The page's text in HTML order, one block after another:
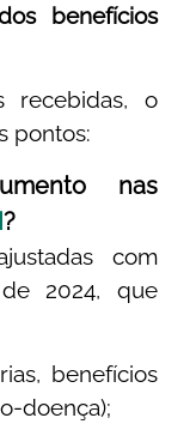
benefícios
recebidas, o
pontos:
nas
?
com
2024, que
benefícios
doença);